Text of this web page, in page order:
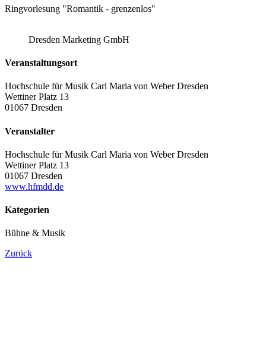
Ringvorlesung "Romantik - grenzenlos"
Dresden Marketing GmbH
Veranstaltungsort
Hochschule für Musik Carl Maria von Weber Dresden
Wettiner Platz 13
01067 Dresden
Veranstalter
Hochschule für Musik Carl Maria von Weber Dresden
Wettiner Platz 13
01067 Dresden
www.hfmdd.de
Kategorien
Bühne & Musik
Zurück